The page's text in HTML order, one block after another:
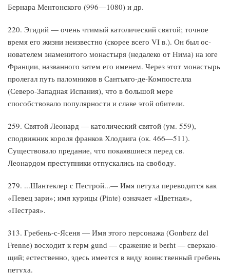
Бернара Ментонского (996—1080) и др.
220. Эгидий — очень чтимый католический святой; точное
время его жизни неизвестно (скорее всего VI в.). Он был ос­
нователем знаменитого монастыря (недалеко от Нима) на юге
Франции, названного затем его именем. Через этот монастырь
пролегал путь паломников в Сантьяго-де-Компостелла
(Северо-­Западная Испания), что в большой мере
способствовало попу­лярности и славе этой обители.
259. Святой Леонард — католический святой (ум. 559),
сподвижник короля франков Хлодвига (ок. 466—511).
Существовало предание, что покаявшиеся перед св.
Леонардом преступники отпускались на свободу.
279. ...Шантеклер с Пестрой...— Имя петуха переводится как
«Певец зари»; имя курицы (Pinte) означает «Цветная»,
«Пестрая».
313. Гребень-с-Ясеня — Имя этого персонажа (Gonberz del
Frenne) восходит к герм gund — сражение и berht — сверкаю­
щий; естественно, здесь имеется в виду воинственный гребень
петуха.